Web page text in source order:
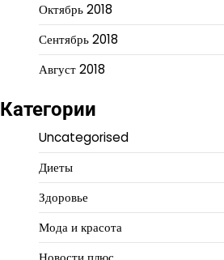
Октябрь 2018
Сентябрь 2018
Август 2018
Категории
Uncategorised
Диеты
Здоровье
Мода и красота